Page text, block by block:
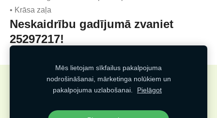
Neskaidrību gadījumā zvaniet
25297217!
• Krāsa zaļa
Sīkdatnes
Veidots
Mēs lietojam sīkfailus pakalpojuma
nodrošināšanai, mārketinga nolūkiem un
pakalpojuma uzlabošanai.
Pielāgot